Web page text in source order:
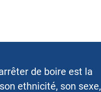
de boire est la
ethnicité, son sexe,